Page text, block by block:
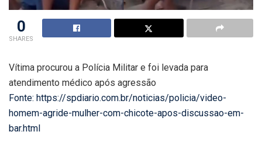
0
SHARES
Vítima procurou a Polícia Militar e foi levada para
atendimento médico após agressão
Fonte: https://spdiario.com.br/noticias/policia/video-
homem-agride-mulher-com-chicote-apos-discussao-em-
bar.html